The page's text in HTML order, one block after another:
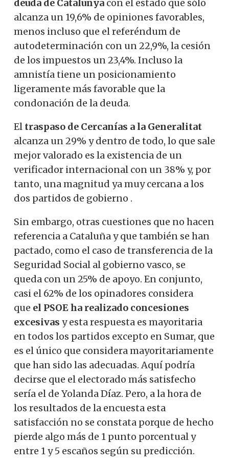
deuda de Catalunya con el estado que sólo
alcanza un 19,6% de opiniones favorables,
menos incluso que el referéndum de
autodeterminación con un 22,9%, la cesión
de los impuestos un 23,4%. Incluso la
amnistía tiene un posicionamiento
ligeramente más favorable que la
condonación de la deuda.
El traspaso de Cercanías a la Generalitat
alcanza un 29% y dentro de todo, lo que sale
mejor valorado es la existencia de un
verificador internacional con un 38% y, por
tanto, una magnitud ya muy cercana a los
dos partidos de gobierno .
Sin embargo, otras cuestiones que no hacen
referencia a Cataluña y que también se han
pactado, como el caso de transferencia de la
Seguridad Social al gobierno vasco, se
queda con un 25% de apoyo. En conjunto,
casi el 62% de los opinadores considera
que el PSOE ha realizado concesiones
excesivas y esta respuesta es mayoritaria
en todos los partidos excepto en Sumar, que
es el único que considera mayoritariamente
que han sido las adecuadas. Aquí podría
decirse que el electorado más satisfecho
sería el de Yolanda Díaz. Pero, a la hora de
los resultados de la encuesta esta
satisfacción no se constata porque de hecho
pierde algo más de 1 punto porcentual y
entre 1 y 5 escaños según su predicción.